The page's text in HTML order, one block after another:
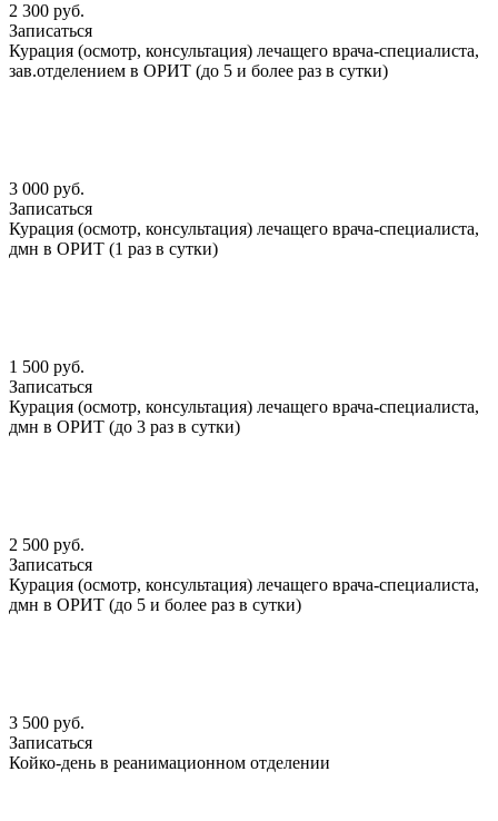
2 300 руб.
Записаться
Курация (осмотр, консультация) лечащего врача-специалиста,
зав.отделением в ОРИТ (до 5 и более раз в сутки)
3 000 руб.
Записаться
Курация (осмотр, консультация) лечащего врача-специалиста,
дмн в ОРИТ (1 раз в сутки)
1 500 руб.
Записаться
Курация (осмотр, консультация) лечащего врача-специалиста,
дмн в ОРИТ (до 3 раз в сутки)
2 500 руб.
Записаться
Курация (осмотр, консультация) лечащего врача-специалиста,
дмн в ОРИТ (до 5 и более раз в сутки)
3 500 руб.
Записаться
Койко-день в реанимационном отделении